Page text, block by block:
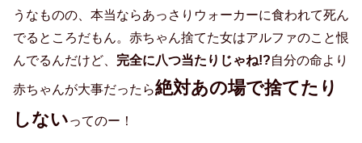
うなものの、本当ならあっさりウォーカーに食われて死ん
でるところだもん。赤ちゃん捨てた女はアルファのこと恨
んでるんだけど、 完全に八つ当たりじゃね!?自分の命より
赤ちゃんが大事だったら絶対あの場で捨てたり
しないってのー！